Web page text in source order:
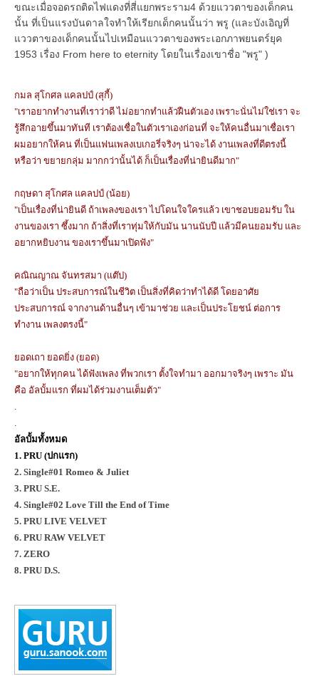
ขณะเมื่อจอดรถติดไฟแดงที่สี่แยกพระราม4 ด้วยแววตาของเด็กคน
นั้น ที่เป็นแรงบันดาลใจทำให้เรียกเด็กคนนั้นว่า พรู (และบังเอิญที่
แววตาของเด็กคนนั้นไปเหมือนแววตาของพระเอกภาพยนตร์ยุค
1953 เรื่อง From here to eternity โดยในเรื่องเขาชื่อ "พรู" )
กมล สุโกศล แคลปป์ (สุกี้)
"เราอยากทำงานที่เราว่าดี ไม่อยากทำแล้วฝืนตัวเอง เพราะนั่นไม่ใช่เรา จะ
รู้สึกอายขึ้นมาทันที เราต้องเชื่อในตัวเราเองก่อนที่ จะให้คนอื่นมาเชื่อเรา
ผมอยากให้คน ที่เป็นแฟนเพลงเบเกอรี่จริงๆ น่าจะได้ งานเพลงที่ดีตรงนี้
หรือว่า ขยายกลุ่ม มากกว่านั้นได้ ก็เป็นเรื่องที่น่ายินดีมาก"
กฤษดา สุโกศล แคลปป์ (น้อย)
"เป็นเรื่องที่น่ายินดี ถ้าเพลงของเรา ไปโดนใจใครแล้ว เขาชอบยอมรับ ใน
งานของเรา ซึ้งมาก ถ้าสิ่งที่เราทุ่มให้กับมัน นานนับปี แล้วมีคนยอมรับ และ
อยากหยิบงาน ของเราขึ้นมาเปิดฟัง"
คณิณญาณ จันทรสมา (แต๊ป)
"ถือว่าเป็น ประสบการณ์ในชีวิต เป็นสิ่งที่คิดว่าทำได้ดี โดยอาศัย
ประสบการณ์ จากงานด้านอื่นๆ เข้ามาช่วย และเป็นประโยชน์ ต่อการ
ทำงาน เพลงตรงนี้"
ยอดเถา ยอดยิ่ง (ยอด)
"อยากให้ทุกคน ได้ฟังเพลง ที่พวกเรา ตั้งใจทำมา ออกมาจริงๆ เพราะ มัน
คือ อัลบั้มแรก ที่ผมได้ร่วมงานเต็มตัว"
อัลบั้มทั้งหมด
1. PRU (ปกแรก)
2. Single#01 Romeo & Juliet
3. PRU S.E.
4. Single#02 Love Till the End of Time
5. PRU LIVE VELVET
6. PRU RAW VELVET
7. ZERO
8. PRU D.S.